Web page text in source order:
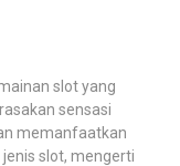
slot yang
sensasi
memanfaatkan
slot, mengerti